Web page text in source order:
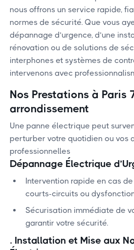
nous offrons un service rapide,
normes de sécurité. Que vous
dépannage d’urgence, d’une
rénovation ou de solutions de
interphones et systèmes de
intervenons avec
Nos Prestations à Paris
arrondissement
Une panne électrique peut
perturber votre quotidien ou vos
professionnelles
Dépannage Électrique
Intervention rapide en cas
courts-circuits ou
Sécurisation immédiate de
garantir votre sécurité.
. Installation et Mise aux